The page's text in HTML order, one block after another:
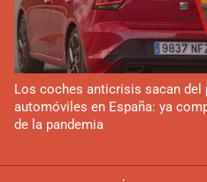
Los coches anticrisis sacan del
automóviles en España: ya
de la pandemia